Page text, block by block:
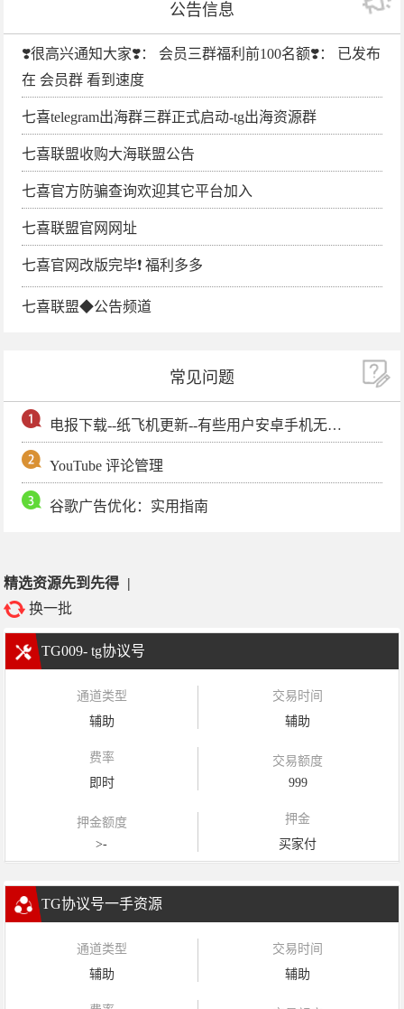
公告信息
❣️很高兴通知大家❣️： 会员三群福利前100名额❣️： 已发布
在 会员群 看到速度
七喜telegram出海群三群正式启动-tg出海资源群
七喜联盟收购大海联盟公告
七喜官方防骗查询欢迎其它平台加入
七喜联盟官网网址
七喜官网改版完毕❗️ 福利多多
七喜联盟◆公告频道
常见问题
电报下载--纸飞机更新--有些用户安卓手机无法更新电报软件
YouTube 评论管理
谷歌广告优化：实用指南
精选资源先到先得 |
换一批
TG009- tg协议号
通道类型
辅助
交易时间
辅助
费率
即时
交易额度
999
押金额度
>-
押金
买家付
TG协议号一手资源
通道类型
辅助
交易时间
辅助